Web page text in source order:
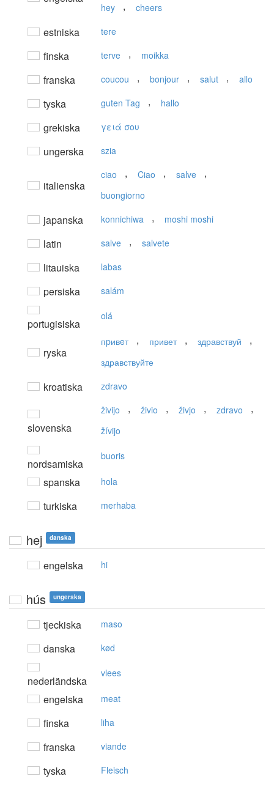
hey , cheers
estniska tere
finska terve , moikka
franska coucou , bonjour , salut , allo
tyska guten Tag , hallo
grekiska γειά σου
ungerska szia
italienska
ciao , Ciao , salve ,
buongiorno
japanska konnichiwa , moshi moshi
latin salve , salvete
litauiska labas
persiska salám
portugisiska
olá
ryska
пpивeт , привет , здравствуй ,
здравствуйте
kroatiska zdravo
slovenska
živijo , živio , živjo , zdravo ,
žívijo
nordsamiska
buoris
spanska hola
turkiska merhaba
hej danska
engelska hi
hús ungerska
tjeckiska maso
danska kød
nederländska
vlees
engelska meat
finska liha
franska viande
tyska Fleisch